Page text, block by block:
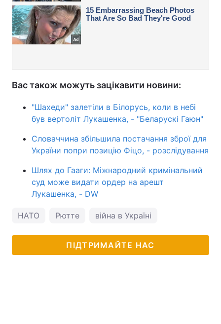
Вас також можуть зацікавити новини:
"Шахеди" залетіли в Білорусь, коли в небі
був вертоліт Лукашенка, - "Беларускі Гаюн"
Словаччина збільшила постачання зброї для
України попри позицію Фіцо, - розслідування
Шлях до Гааги: Міжнародний кримінальний
суд може видати ордер на арешт
Лукашенка, - DW
НАТО Рютте війна в Україні
ПІДТРИМАЙТЕ НАС